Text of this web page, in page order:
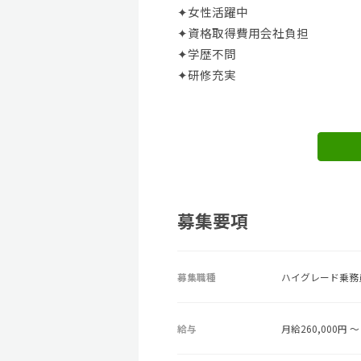
✦女性活躍中
✦資格取得費用会社負担
✦学歴不問
✦研修充実
募集要項
募集職種 ハイグレード乗務
給与 月給260,000円 ～